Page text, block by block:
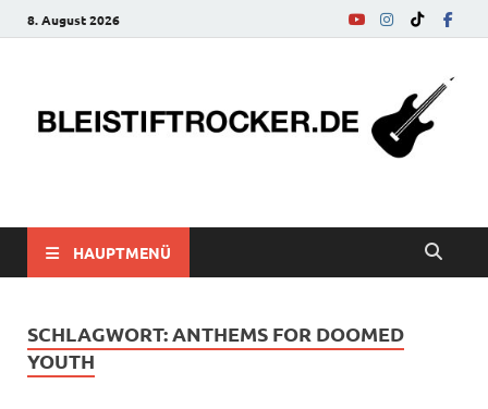
8. August 2026
bleistiftrocker.de
HAUPTMENÜ
SCHLAGWORT:ANTHEMS FOR DOOMED
YOUTH